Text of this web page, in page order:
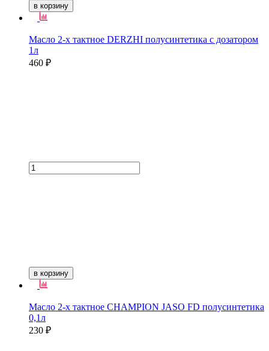
в корзину
Масло 2-х тактное DERZHI полусинтетика с дозатором
1л
460 ₽
в корзину
Масло 2-х тактное CHAMPION JASO FD полусинтетика
0,1л
230 ₽